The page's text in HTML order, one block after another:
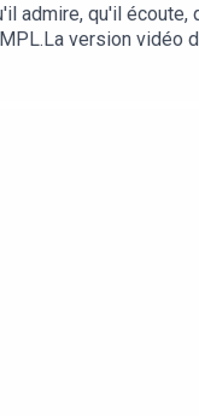
admire, qu'il écoute,
version